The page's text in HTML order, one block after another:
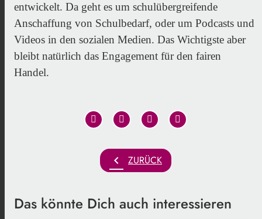
entwickelt. Da geht es um schulübergreifende
Anschaffung von Schulbedarf, oder um Podcasts und
Videos in den sozialen Medien. Das Wichtigste aber
bleibt natürlich das Engagement für den fairen
Handel.
chevron_left ZURÜCK
Das könnte Dich auch interessieren